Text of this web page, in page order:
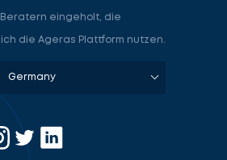
Beratern eingeholt, die
die Ageras Plattform nutzen.
Denmark
Sweden
Norway
Netherlands
Germany
USA